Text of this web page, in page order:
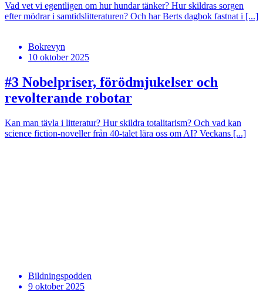
Vad vet vi egentligen om hur hundar tänker? Hur skildras sorgen
efter mödrar i samtidslitteraturen? Och har Berts dagbok fastnat i [...]
Bokrevyn
10 oktober 2025
#3 Nobelpriser, förödmjukelser och
revolterande robotar
Kan man tävla i litteratur? Hur skildra totalitarism? Och vad kan
science fiction-noveller från 40-talet lära oss om AI? Veckans [...]
Bildningspodden
9 oktober 2025